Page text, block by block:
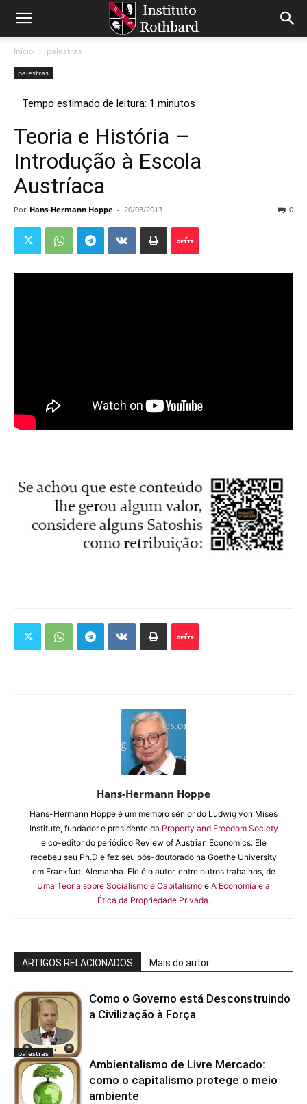
Início palestras
palestras
Teoria e História –
Introdução à Escola
Austríaca
Por Hans-Hermann Hoppe - 20/03/2013 0
Hans-Hermann Hoppe
Hans-Hermann Hoppe é um membro sênior do Ludwig von Mises
Institute, fundador e presidente da Property and Freedom Society
e co-editor do periódico Review of Austrian Economics. Ele
recebeu seu Ph.D e fez seu pós-doutorado na Goethe University
em Frankfurt, Alemanha. Ele é o autor, entre outros trabalhos, de
Uma Teoria sobre Socialismo e Capitalismo e A Economia e a
Ética da Propriedade Privada.
ARTIGOS RELACIONADOS Mais do autor
palestras
Como o Governo está Desconstruindo
a Civilização à Força
Ambientalismo de Livre Mercado:
como o capitalismo protege o meio
ambiente